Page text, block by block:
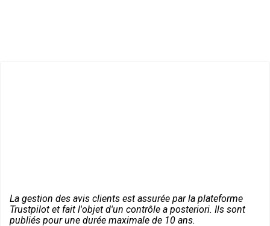
La gestion des avis clients est assurée par la plateforme
Trustpilot et fait l'objet d'un contrôle a posteriori. Ils sont
publiés pour une durée maximale de 10 ans.